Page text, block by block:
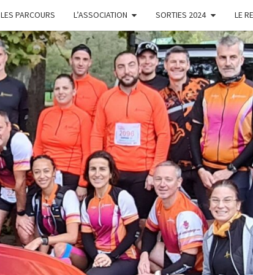
LES PARCOURS L’ASSOCIATION SORTIES 2024 LE
LES